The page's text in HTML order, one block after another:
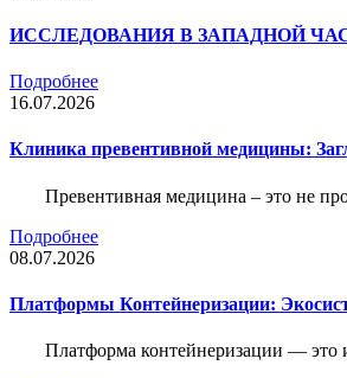
ИССЛЕДОВАНИЯ В ЗАПАДНОЙ
Подробнее
16.07.2026
Клиника превентивной медицины:
Превентивная медицина – это не
Подробнее
08.07.2026
Платформы Контейнеризации:
Платформа контейнеризации — это